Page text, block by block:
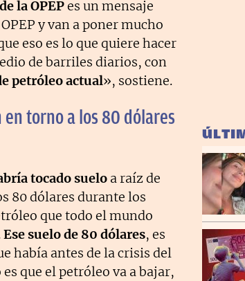
la OPEPes un mensaje
y van a poner mucho
eso es lo que quiere hacer
de barriles diarios, con
petróleo actual», sostiene.
torno a los 80 dólares
tocado suelo a raíz de
80 dólares durante los
que todo el mundo
Ese suelo de 80 dólares, es
había antes de la crisis del
que el petróleo va a bajar,